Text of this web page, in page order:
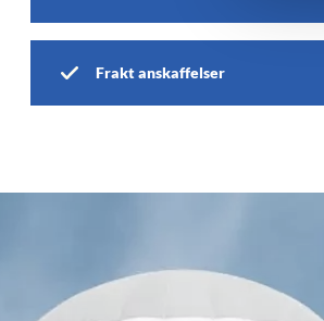
Frakt anskaffelser